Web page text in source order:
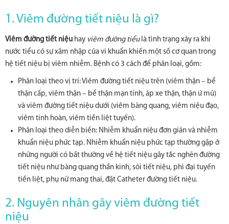
1. Viêm đường tiết niệu là gì?
Viêm đường tiết niệu hay viêm đường tiểulà tình trạng xảy ra khi
nước tiểu có sự xâm nhập của vi khuẩn khiến một số cơ quan trong
hệ tiết niệu bị viêm nhiễm. Bệnh có 3 cách để phân loại, gồm:
Phân loại theo vị trí: Viêm đường tiết niệu trên (viêm thận – bể
thận cấp, viêm thận – bể thận mạn tính, áp xe thận, thận ứ mủ)
và viêm đường tiết niệu dưới (viêm bàng quang, viêm niệu đạo,
viêm tinh hoàn, viêm tiền liệt tuyến).
Phân loại theo diễn biến: Nhiễm khuẩn niệu đơn giản và nhiễm
khuẩn niệu phức tạp. Nhiễm khuẩn niệu phức tạp thường gặp ở
những người có bất thường về hệ tiết niệu gây tắc nghẽn đường
tiết niệu như bàng quang thần kinh, sỏi tiết niệu, phì đại tuyến
tiền liệt, phụ nữ mang thai, đặt Catheter đường tiết niệu.
2. Nguyên nhân gây viêm đường tiết
niệu